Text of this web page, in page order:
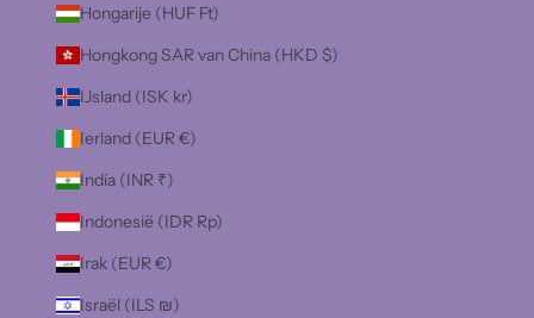
Hongarije (HUF Ft)
Hongkong SAR van China (HKD $)
IJsland (ISK kr)
Ierland (EUR €)
India (INR ₹)
Indonesië (IDR Rp)
Irak (EUR €)
Israël (ILS ₪)